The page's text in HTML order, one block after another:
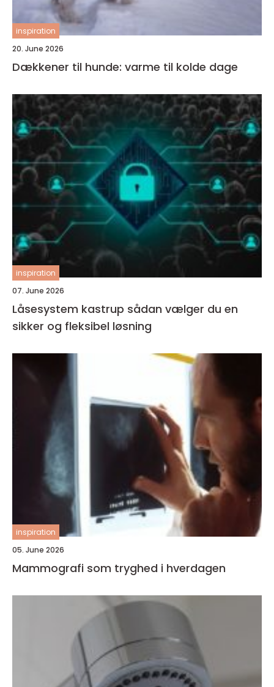
inspiration
20. June 2026
Dækkener til hunde: varme til kolde dage
inspiration
07. June 2026
Låsesystem kastrup sådan vælger du en
sikker og fleksibel løsning
inspiration
05. June 2026
Mammografi som tryghed i hverdagen